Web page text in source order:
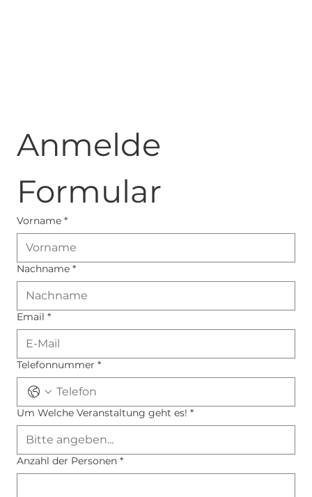
Anmelde
Formular
Vorname *
Nachname *
Email *
Telefonnummer *
Um Welche Veranstaltung geht es! *
Anzahl der Personen *